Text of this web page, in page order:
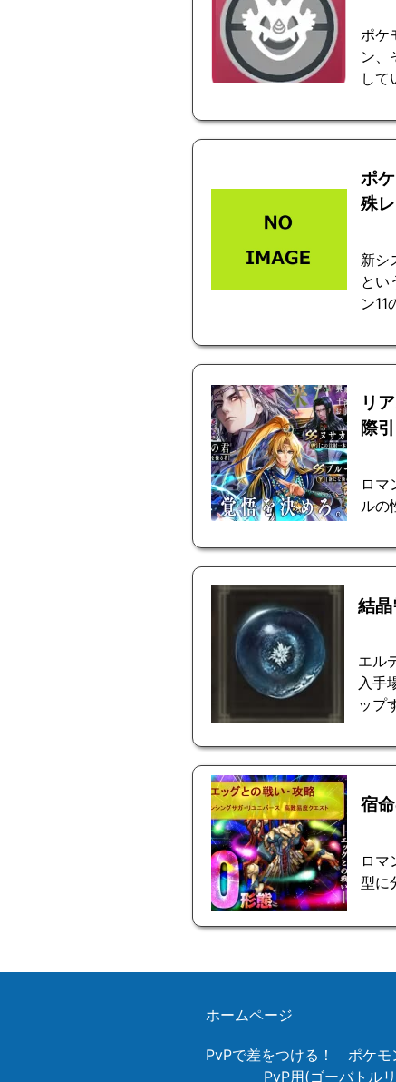
ポケ
ン、
して
ポ
殊
新シ
とい
ン11
リ
際
ロマ
ルの
結
エル
入手
ップ
宿
ロマ
型に
ホームページ
PvPで差をつける！ ポケモ
PvP用(ゴーバトル